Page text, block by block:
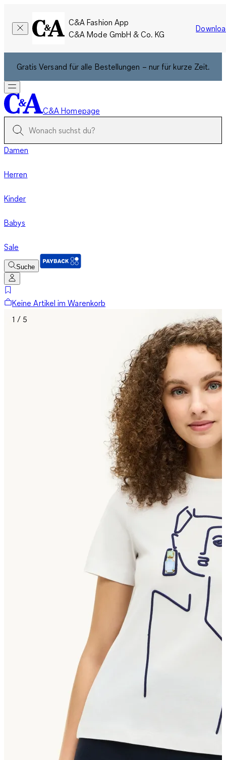
C&A Fashion App
C&A Mode GmbH & Co. KG
Gratis Versand für alle Bestellungen – nur für kurze Zeit.
C&A Homepage
Damen
Herren
Kinder
Babys
Sale
Suche
Keine Artikel im Warenkorb
1 / 5